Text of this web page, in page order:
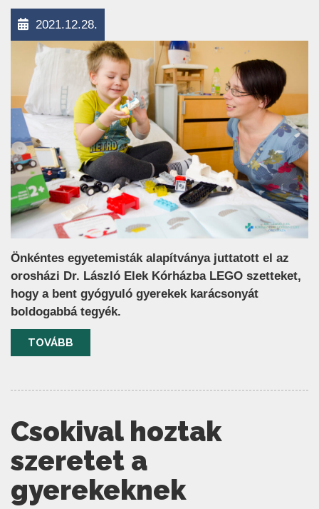
2021.12.28.
Önkéntes egyetemisták alapítványa juttatott el az
orosházi Dr. László Elek Kórházba LEGO szetteket,
hogy a bent gyógyuló gyerekek karácsonyát
boldogabbá tegyék.
TOVÁBB
Csokival hoztak
szeretet a
gyerekeknek